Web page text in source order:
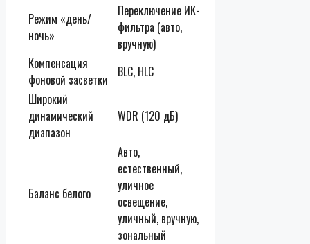
Режим «день/
ночь»
Переключение ИК-
фильтра (авто,
вручную)
Компенсация
фоновой засветки
BLC, HLC
Широкий
динамический
диапазон
WDR (120 дБ)
Баланс белого
Авто,
естественный,
уличное
освещение,
уличный, вручную,
зональный